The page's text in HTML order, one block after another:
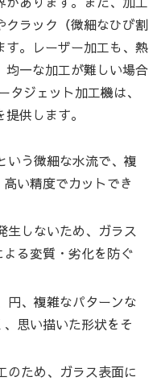
クラック（微細なひび割
す。レーザー加工も、熱
均一な加工が難しい場合
ジェット加工機は、
供します。
いう微細な水流で、複
い精度でカットでき
生しないため、ガラス
る変質・劣化を防ぐ
円、複雑なパターンな
思い描いた形状をそ
のため、ガラス表面に